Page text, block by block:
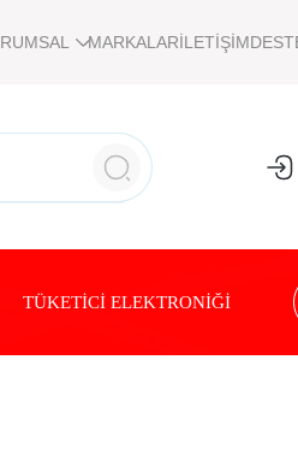
MARKALARİLETİŞİM
TÜKETİCİ ELEKTRONİĞİ